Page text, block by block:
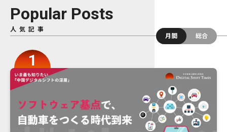
Popular Posts
人気記事
月間
総合